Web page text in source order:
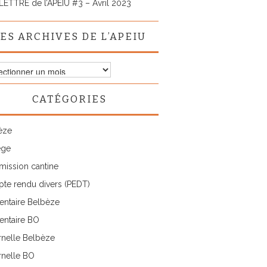
de l’APEIU #3 – Avril 2023
ARCHIVES DE L’APEIU
CATÉGORIES
cantine
rendu divers (PEDT)
Belbèze
BO
Belbèze
BO